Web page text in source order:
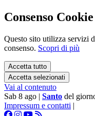
Consenso Cookie
Questo sito utilizza servizi
consenso. Scopri di più
Accetta tutto
Accetta selezionati
Vai al contenuto
Sab 8 ago | Santo del
Impressum e contatti |